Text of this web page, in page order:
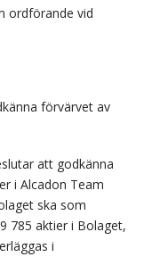
ordförande vid
förvärvet av
att godkänna
i Alcadon Team
ska som
785 aktier i Bolaget,
i